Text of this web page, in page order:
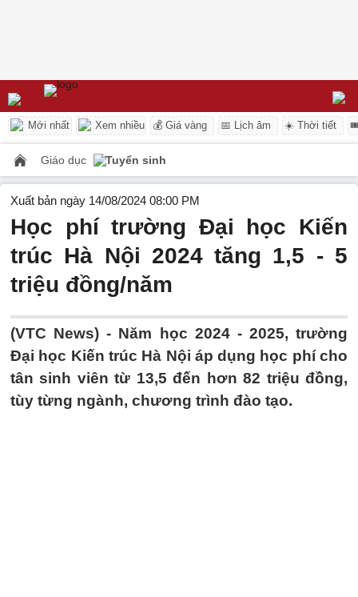
Mới nhất Xem nhiều 💰 Giá vàng 📅 Lịch âm ☀️ Thời tiết
Giáo dục Tuyển sinh
Xuất bản ngày 14/08/2024 08:00 PM
Học phí trường Đại học Kiến
trúc Hà Nội 2024 tăng 1,5 - 5
triệu đồng/năm
(VTC News) - Năm học 2024 - 2025, trường
Đại học Kiến trúc Hà Nội áp dụng học phí cho
tân sinh viên từ 13,5 đến hơn 82 triệu đồng,
tùy từng ngành, chương trình đào tạo.